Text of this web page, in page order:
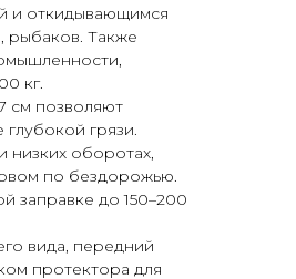
и откидывающимся
рыбаков. Также
кг.
см позволяют
грязи.
низких оборотах,
по бездорожью.
заправке до 150–200
вида, передний
протектора для